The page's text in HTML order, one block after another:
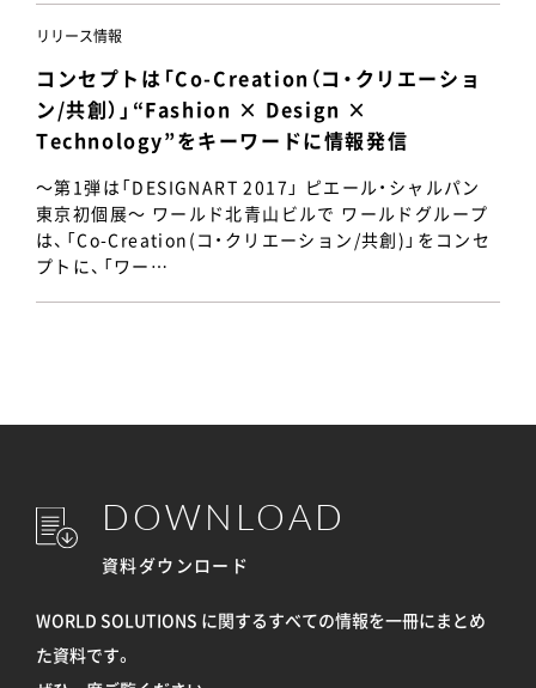
リリース情報
コンセプトは「Co-Creation（コ・クリエーショ
ン/共創）」“Fashion × Design ×
Technology”をキーワードに情報発信
～第1弾は「DESIGNART 2017」 ピエール・シャルパン
東京初個展～ ワールド北青山ビルで ワールドグループ
は、「Co-Creation(コ・クリエーション/共創)」をコンセ
プトに、「ワー…
DOWNLOAD
資料ダウンロード
WORLD SOLUTIONS に関するすべての情報を一冊にまとめ
た資料です。